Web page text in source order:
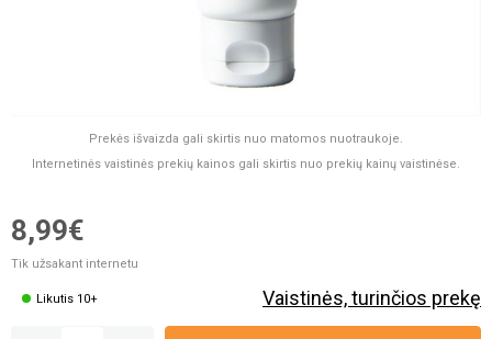
Prekės išvaizda gali skirtis nuo matomos nuotraukoje.
Internetinės vaistinės prekių kainos gali skirtis nuo prekių kainų vaistinėse.
8,99€
Tik užsakant internetu
Likutis 10+ Vaistinės, turinčios prekę